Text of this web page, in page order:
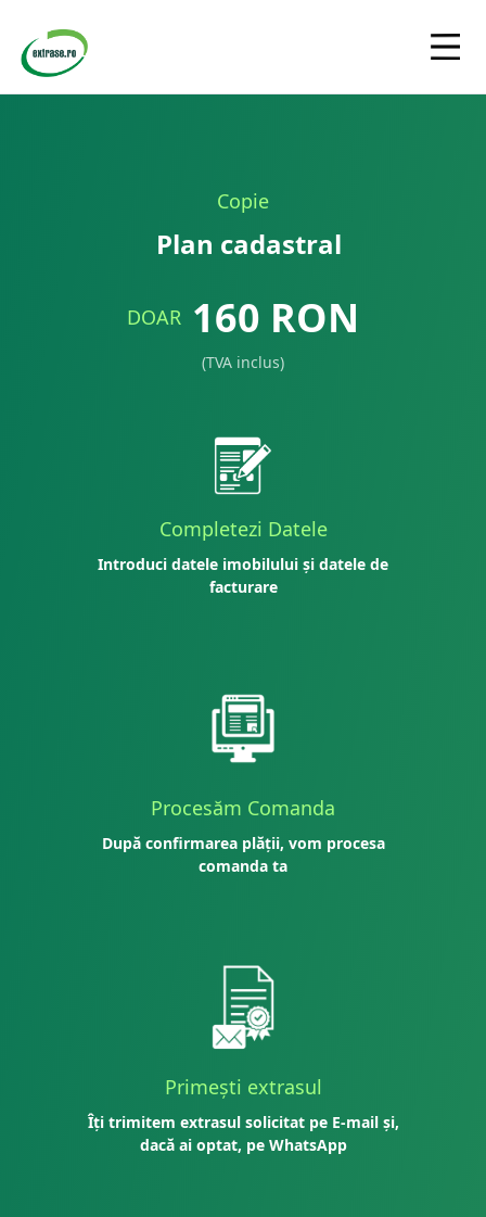
Copie
Plan cadastral
DOAR 160 RON
(TVA inclus)
Completezi Datele
Introduci datele imobilului și datele de
facturare
Procesăm Comanda
După confirmarea plății, vom procesa
comanda ta
Primești extrasul
Îți trimitem extrasul solicitat pe E-mail și,
dacă ai optat, pe WhatsApp